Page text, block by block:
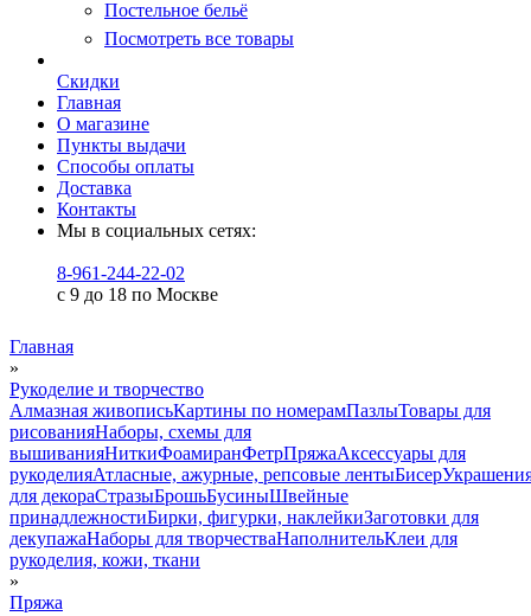
Постельное бельё
Посмотреть все товары
Скидки
Главная
О магазине
Пункты выдачи
Способы оплаты
Доставка
Контакты
Мы в социальных сетях:
8-961-244-22-02
с 9 до 18 по Москве
Главная
»
Рукоделие и творчество
Алмазная живописьКартины по номерамПазлыТовары для
рисованияНаборы, схемы для
вышиванияНиткиФоамиранФетрПряжаАксессуары для
рукоделияАтласные, ажурные, репсовые лентыБисер
для декораСтразыБрошьБусиныШвейные
принадлежностиБирки, фигурки, наклейкиЗаготовки для
декупажаНаборы для творчестваНаполнительКлеи для
рукоделия, кожи, ткани
»
Пряжа